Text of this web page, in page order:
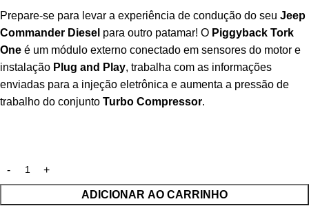
Prepare-se para levar a experiência de condução do seu Jeep
Commander Diesel para outro patamar! O Piggyback Tork
One é um módulo externo conectado em sensores do motor e
instalação Plug and Play, trabalha com as informações
enviadas para a injeção eletrônica e aumenta a pressão de
trabalho do conjunto Turbo Compressor.
ADICIONAR AO CARRINHO